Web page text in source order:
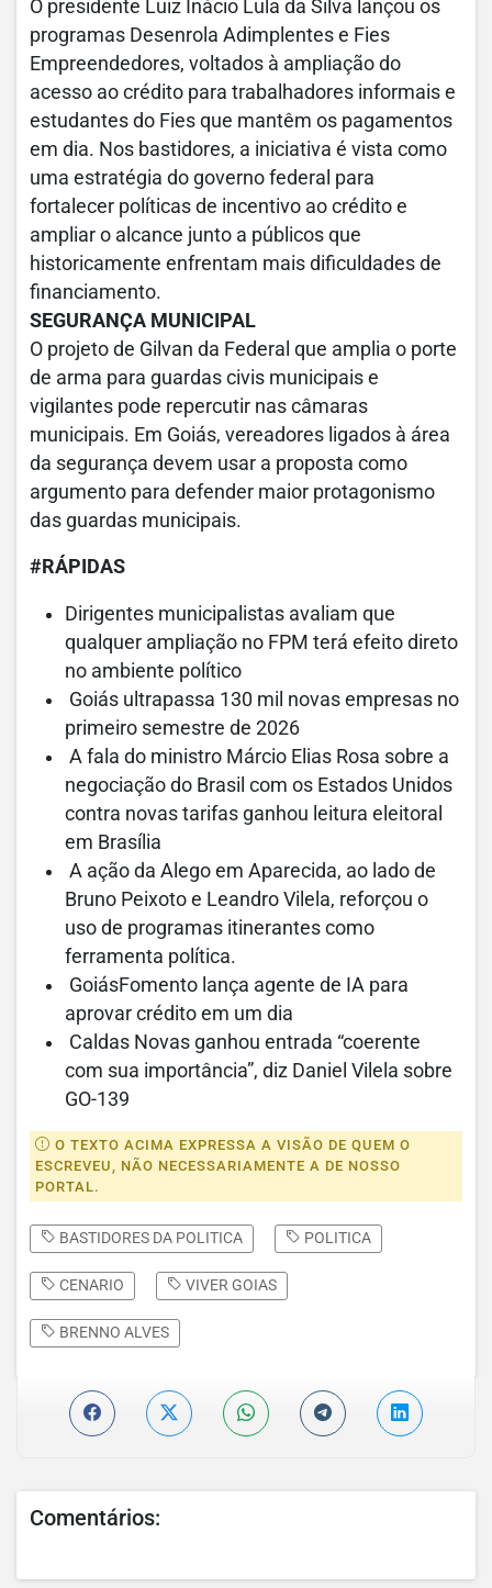
O presidente Luiz Inácio Lula da Silva lançou os
programas Desenrola Adimplentes e Fies
Empreendedores, voltados à ampliação do
acesso ao crédito para trabalhadores informais e
estudantes do Fies que mantêm os pagamentos
em dia. Nos bastidores, a iniciativa é vista como
uma estratégia do governo federal para
fortalecer políticas de incentivo ao crédito e
ampliar o alcance junto a públicos que
historicamente enfrentam mais dificuldades de
financiamento.
SEGURANÇA MUNICIPAL
O projeto de Gilvan da Federal que amplia o porte
de arma para guardas civis municipais e
vigilantes pode repercutir nas câmaras
municipais. Em Goiás, vereadores ligados à área
da segurança devem usar a proposta como
argumento para defender maior protagonismo
das guardas municipais.
#RÁPIDAS
Dirigentes municipalistas avaliam que
qualquer ampliação no FPM terá efeito direto
no ambiente político
Goiás ultrapassa 130 mil novas empresas no
primeiro semestre de 2026
A fala do ministro Márcio Elias Rosa sobre a
negociação do Brasil com os Estados Unidos
contra novas tarifas ganhou leitura eleitoral
em Brasília
A ação da Alego em Aparecida, ao lado de
Bruno Peixoto e Leandro Vilela, reforçou o
uso de programas itinerantes como
ferramenta política.
GoiásFomento lança agente de IA para
aprovar crédito em um dia
Caldas Novas ganhou entrada “coerente
com sua importância”, diz Daniel Vilela sobre
GO-139
O TEXTO ACIMA EXPRESSA A VISÃO DE QUEM O
ESCREVEU, NÃO NECESSARIAMENTE A DE NOSSO
PORTAL.
BASTIDORES DA POLITICA POLITICA
CENARIO VIVER GOIAS
BRENNO ALVES
Comentários: